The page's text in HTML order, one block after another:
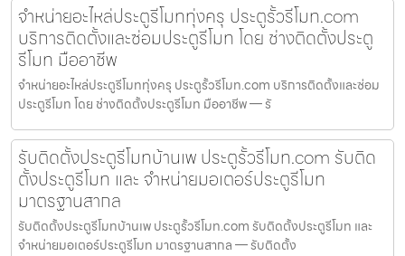
จำหน่ายอะไหล่ประตูรีโมททุ่งครุ ประตูรั้วรีโมท.com
บริการติดตั้งและซ่อมประตูรีโมท โดย ช่างติดตั้งประตู
รีโมท มืออาชีพ
จำหน่ายอะไหล่ประตูรีโมททุ่งครุ ประตูรั้วรีโมท.com บริการติดตั้งและซ่อม
ประตูรีโมท โดย ช่างติดตั้งประตูรีโมท มืออาชีพ — รั
รับติดตั้งประตูรีโมทบ้านเพ ประตูรั้วรีโมท.com รับติด
ตั้งประตูรีโมท และ จำหน่ายมอเตอร์ประตูรีโมท
มาตรฐานสากล
รับติดตั้งประตูรีโมทบ้านเพ ประตูรั้วรีโมท.com รับติดตั้งประตูรีโมท และ
จำหน่ายมอเตอร์ประตูรีโมท มาตรฐานสากล — รับติดตั้ง